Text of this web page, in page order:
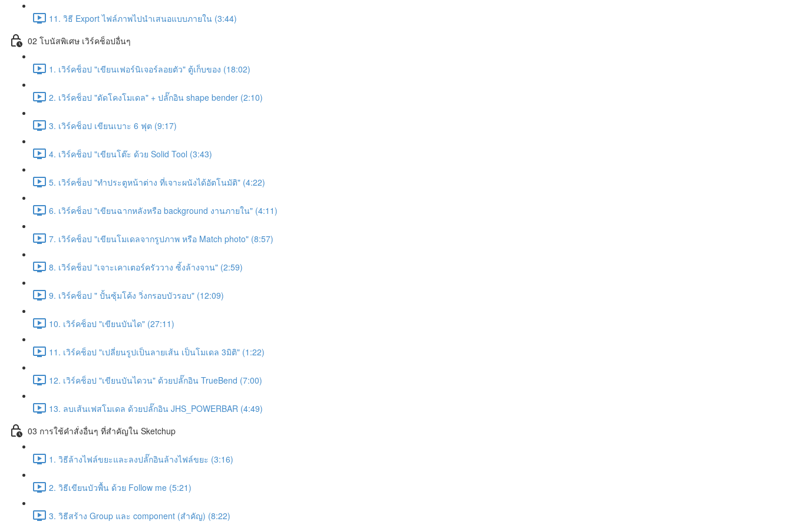
11. วิธี Export ไฟล์ภาพไปนำเสนอแบบภายใน (3:44)
02 โบนัสพิเศษ เวิร์คช็อปอื่นๆ
1. เวิร์คช็อป "เขียนเฟอร์นิเจอร์ลอยตัว" ตู้เก็บของ (18:02)
2. เวิร์คช็อป "ดัดโคงโมเดล" + ปลั๊กอิน shape bender (2:10)
3. เวิร์คช็อป เขียนเบาะ 6 ฟุต (9:17)
4. เวิร์คช็อป "เขียนโต๊ะ ด้วย Solid Tool (3:43)
5. เวิร์คช็อป "ทำประตูหน้าต่าง ที่เจาะผนังได้อัตโนมัติ" (4:22)
6. เวิร์คช็อป "เขียนฉากหลังหรือ background งานภายใน" (4:11)
7. เวิร์คช็อป "เขียนโมเดลจากรูปภาพ หรือ Match photo" (8:57)
8. เวิร์คช็อป "เจาะเคาเตอร์ครัววาง ซิ้งล้างจาน" (2:59)
9. เวิร์คช็อป " ปั้นซุ้มโค้ง วิ่งกรอบบัวรอบ" (12:09)
10. เวิร์คช็อป "เขียนบันได" (27:11)
11. เวิร์คช็อป "เปลี่ยนรูปเป็นลายเส้น เป็นโมเดล 3มิติ" (1:22)
12. เวิร์คช็อป "เขียนบันไดวน" ด้วยปลั๊กอิน TrueBend (7:00)
13. ลบเส้นเฟสโมเดล ด้วยปลั๊กอิน JHS_POWERBAR (4:49)
03 การใช้คำสั่งอื่นๆ ที่สำคัญใน Sketchup
1. วิธีล้างไฟล์ขยะและลงปลั๊กอินล้างไฟล์ขยะ (3:16)
2. วิธีเขียนบัวพื้น ด้วย Follow me (5:21)
3. วิธีสร้าง Group และ component (สำคัญ) (8:22)